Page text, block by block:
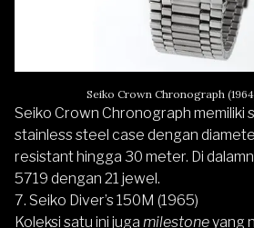
Seiko Crown Chronograph
Seiko Crown Chronograph memiliki
stainless steel case dengan
resistant hingga 30 meter. Di
5719 dengan 21 jewel.
7. Seiko Diver’s 150M (1965)
Koleksi satu ini juga milestoneyang